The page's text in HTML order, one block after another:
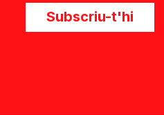
Subscriu-t'hi